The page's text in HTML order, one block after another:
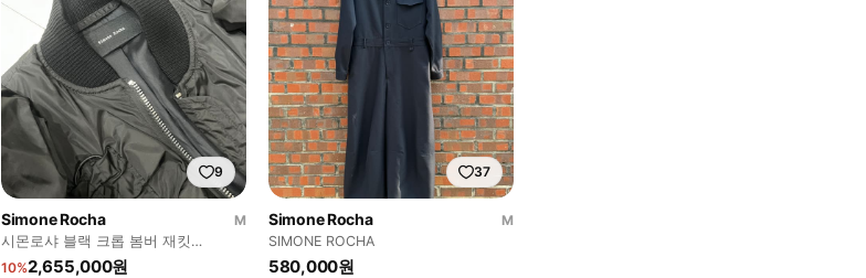
9
Simone Rocha
M
시몬로샤 블랙 크롭 봄버 재킷
(Women's Cropped Bomber
10%2,655,000원
37
Simone Rocha
M
SIMONE ROCHA
580,000원